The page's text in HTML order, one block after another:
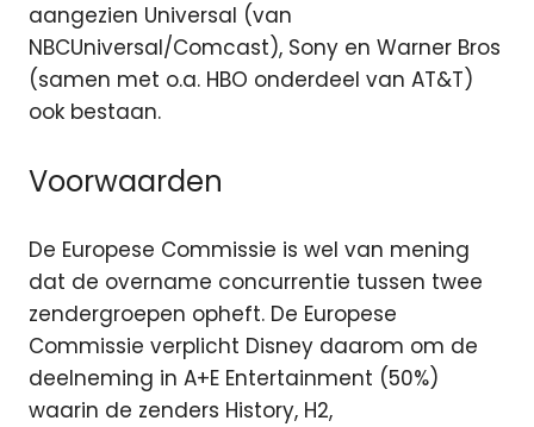
aangezien Universal (van
NBCUniversal/Comcast), Sony en Warner Bros
(samen met o.a. HBO onderdeel van AT&T)
ook bestaan.
Voorwaarden
De Europese Commissie is wel van mening
dat de overname concurrentie tussen twee
zendergroepen opheft. De Europese
Commissie verplicht Disney daarom om de
deelneming in A+E Entertainment (50%)
waarin de zenders History, H2,